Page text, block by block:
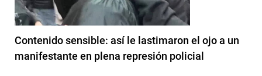
Contenido sensible: así le lastimaron el ojo a un
manifestante en plena represión policial